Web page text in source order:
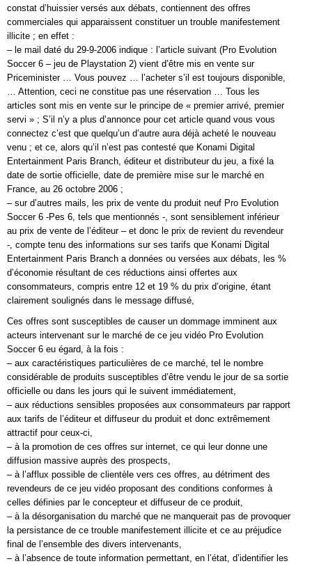
constat d’huissier versés aux débats, contiennent des offres
commerciales qui apparaissent constituer un trouble manifestement
illicite ; en effet :
– le mail daté du 29-9-2006 indique : l’article suivant (Pro Evolution
Soccer 6 – jeu de Playstation 2) vient d’être mis en vente sur
Priceminister … Vous pouvez … l’acheter s’il est toujours disponible,
… Attention, ceci ne constitue pas une réservation … Tous les
articles sont mis en vente sur le principe de « premier arrivé, premier
servi » ; S’il n’y a plus d’annonce pour cet article quand vous vous
connectez c’est que quelqu’un d’autre aura déjà acheté le nouveau
venu ; et ce, alors qu’il n’est pas contesté que Konami Digital
Entertainment Paris Branch, éditeur et distributeur du jeu, a fixé la
date de sortie officielle, date de première mise sur le marché en
France, au 26 octobre 2006 ;
– sur d’autres mails, les prix de vente du produit neuf Pro Evolution
Soccer 6 -Pes 6, tels que mentionnés -, sont sensiblement inférieur
au prix de vente de l’éditeur – et donc le prix de revient du revendeur
-, compte tenu des informations sur ses tarifs que Konami Digital
Entertainment Paris Branch a données ou versées aux débats, les %
d’économie résultant de ces réductions ainsi offertes aux
consommateurs, compris entre 12 et 19 % du prix d’origine, étant
clairement soulignés dans le message diffusé,
Ces offres sont susceptibles de causer un dommage imminent aux
acteurs intervenant sur le marché de ce jeu vidéo Pro Evolution
Soccer 6 eu égard, à la fois :
– aux caractéristiques particulières de ce marché, tel le nombre
considérable de produits susceptibles d’être vendu le jour de sa sortie
officielle ou dans les jours qui le suivent immédiatement,
– aux réductions sensibles proposées aux consommateurs par rapport
aux tarifs de l’éditeur et diffuseur du produit et donc extrêmement
attractif pour ceux-ci,
– à la promotion de ces offres sur internet, ce qui leur donne une
diffusion massive auprès des prospects,
– à l’afflux possible de clientèle vers ces offres, au détriment des
revendeurs de ce jeu vidéo proposant des conditions conformes à
celles définies par le concepteur et diffuseur de ce produit,
– à la désorganisation du marché que ne manquerait pas de provoquer
la persistance de ce trouble manifestement illicite et ce au préjudice
final de l’ensemble des divers intervenants,
– à l’absence de toute information permettant, en l’état, d’identifier les